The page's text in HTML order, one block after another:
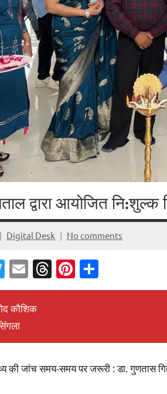
द्वारा आयोजित नि:शुल्क
Digital Desk No comments
Twitter
EmailThreads
Pinterest
कौशिक
की जांच समय-समय पर जरूरी : डा. गुणतास